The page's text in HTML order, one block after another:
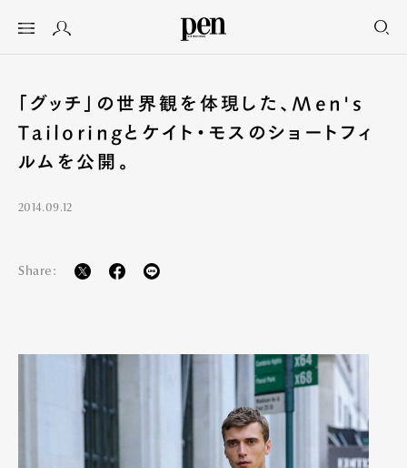
「グッチ」の世界観を体現した、Men's
Tailoringとケイト・モスのショートフィ
ルムを公開。
2014.09.12
Share: